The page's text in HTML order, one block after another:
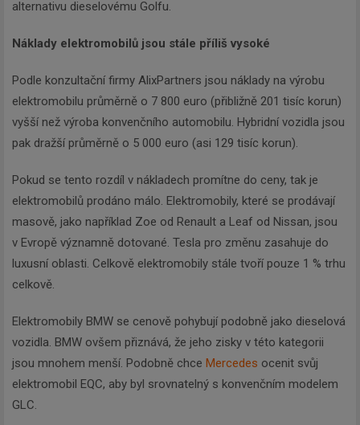
alternativu dieselovému Golfu.
Náklady elektromobilů jsou stále příliš vysoké
Podle konzultační firmy AlixPartners jsou náklady na výrobu
elektromobilu průměrně o 7 800 euro (přibližně 201 tisíc korun)
vyšší než výroba konvenčního automobilu. Hybridní vozidla jsou
pak dražší průměrně o 5 000 euro (asi 129 tisíc korun).
Pokud se tento rozdíl v nákladech promítne do ceny, tak je
elektromobilů prodáno málo. Elektromobily, které se prodávají
masově, jako například Zoe od Renault a Leaf od Nissan, jsou
v Evropě významně dotované. Tesla pro změnu zasahuje do
luxusní oblasti. Celkově elektromobily stále tvoří pouze 1 % trhu
celkově.
Elektromobily BMW se cenově pohybují podobně jako dieselová
vozidla. BMW ovšem přiznává, že jeho zisky v této kategorii
jsou mnohem menší. Podobně chce Mercedes ocenit svůj
elektromobil EQC, aby byl srovnatelný s konvenčním modelem
GLC.